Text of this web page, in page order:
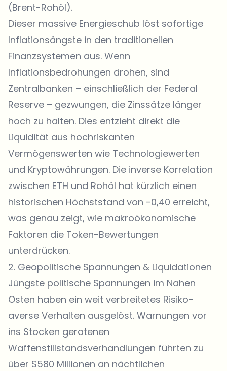
(Brent-Rohöl).
Dieser massive Energieschub löst sofortige
Inflationsängste in den traditionellen
Finanzsystemen aus. Wenn
Inflationsbedrohungen drohen, sind
Zentralbanken – einschließlich der Federal
Reserve – gezwungen, die Zinssätze länger
hoch zu halten. Dies entzieht direkt die
Liquidität aus hochriskanten
Vermögenswerten wie Technologiewerten
und Kryptowährungen. Die inverse Korrelation
zwischen ETH und Rohöl hat kürzlich einen
historischen Höchststand von -0,40 erreicht,
was genau zeigt, wie makroökonomische
Faktoren die Token-Bewertungen
unterdrücken.
2. Geopolitische Spannungen & Liquidationen
Jüngste politische Spannungen im Nahen
Osten haben ein weit verbreitetes Risiko-
averse Verhalten ausgelöst. Warnungen vor
ins Stocken geratenen
Waffenstillstandsverhandlungen führten zu
über $580 Millionen an nächtlichen